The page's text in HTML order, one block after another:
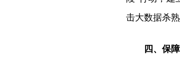
击大数据杀
四、保